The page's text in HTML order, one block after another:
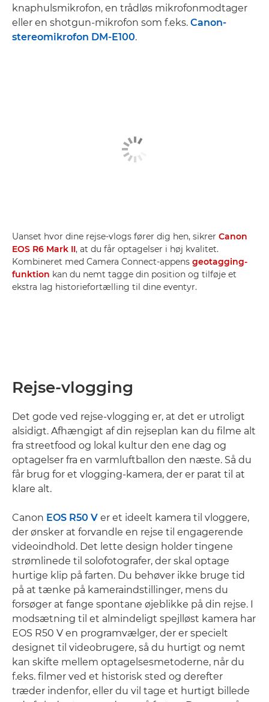
knaphulsmikrofon, en trådløs mikrofonmodtager
eller en shotgun-mikrofon som f.eks. Canon-
stereomikrofon DM-E100.
Uanset hvor dine rejse-vlogs fører dig hen, sikrer Canon
EOS R6 Mark II, at du får optagelser i høj kvalitet.
Kombineret med Camera Connect-appens geotagging-
funktion kan du nemt tagge din position og tilføje et
ekstra lag historiefortælling til dine eventyr.
Rejse-vlogging
Det gode ved rejse-vlogging er, at det er utroligt
alsidigt. Afhængigt af din rejseplan kan du filme alt
fra streetfood og lokal kultur den ene dag og
optagelser fra en varmluftballon den næste. Så du
får brug for et vlogging-kamera, der er parat til at
klare alt.
Canon EOS R50 V er et ideelt kamera til vloggere,
der ønsker at forvandle en rejse til engagerende
videoindhold. Det lette design holder tingene
strømlinede til solofotografer, der skal optage
hurtige klip på farten. Du behøver ikke bruge tid
på at tænke på kameraindstillinger, mens du
forsøger at fange spontane øjeblikke på din rejse. I
modsætning til et almindeligt spejlløst kamera har
EOS R50 V en programvælger, der er specielt
designet til videobrugere, så du hurtigt og nemt
kan skifte mellem optagelsesmetoderne, når du
f.eks. filmer ved et historisk sted og derefter
træder indenfor, eller du vil tage et hurtigt billede